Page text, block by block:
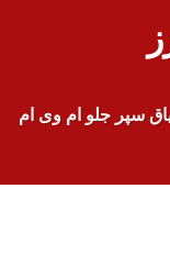
سپر جلو ام وی ام